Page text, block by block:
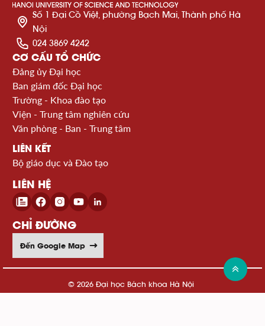
Số 1 Đại Cồ Việt, phường Bạch Mai, Thành phố Hà
Nội
024 3869 4242
CƠ CẤU TỔ CHỨC
Đảng ủy Đại học
Ban giám đốc Đại học
Trường - Khoa đào tạo
Viện - Trung tâm nghiên cứu
Văn phòng - Ban - Trung tâm
LIÊN KẾT
Bộ giáo dục và Đào tạo
LIÊN HỆ
CHỈ ĐƯỜNG
Đến Google Map
© 2026 Đại học Bách khoa Hà Nội